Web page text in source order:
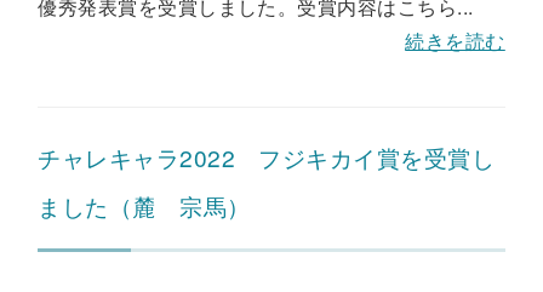
優秀発表賞を受賞しました。受賞内容はこちら...
続きを読む
チャレキャラ2022 フジキカイ賞を受賞し
ました（麓 宗馬）